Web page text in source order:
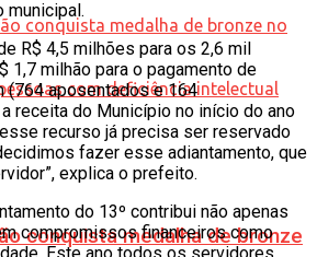
conquista medalha de bronze
municipal.
R$ 4,5 milhões para os 2,6 mil
1,7 milhão para o pagamento de
(764 aposentados e 164
receita do Município no início do ano
recurso já precisa ser reservado
fazer esse adiantamento, que
explica o prefeito.
do 13º contribui não apenas
compromissos financeiros como